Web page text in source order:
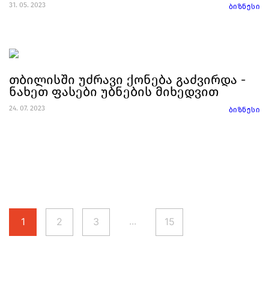
31. 05. 2023 ბიზნესი
თბილისში უძრავი ქონება გაძვირდა -
ნახეთ ფასები უბნების მიხედვით
24. 07. 2023 ბიზნესი
1 2 3 ... 15